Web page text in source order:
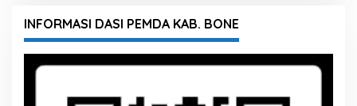
INFORMASI DASI PEMDA KAB. BONE